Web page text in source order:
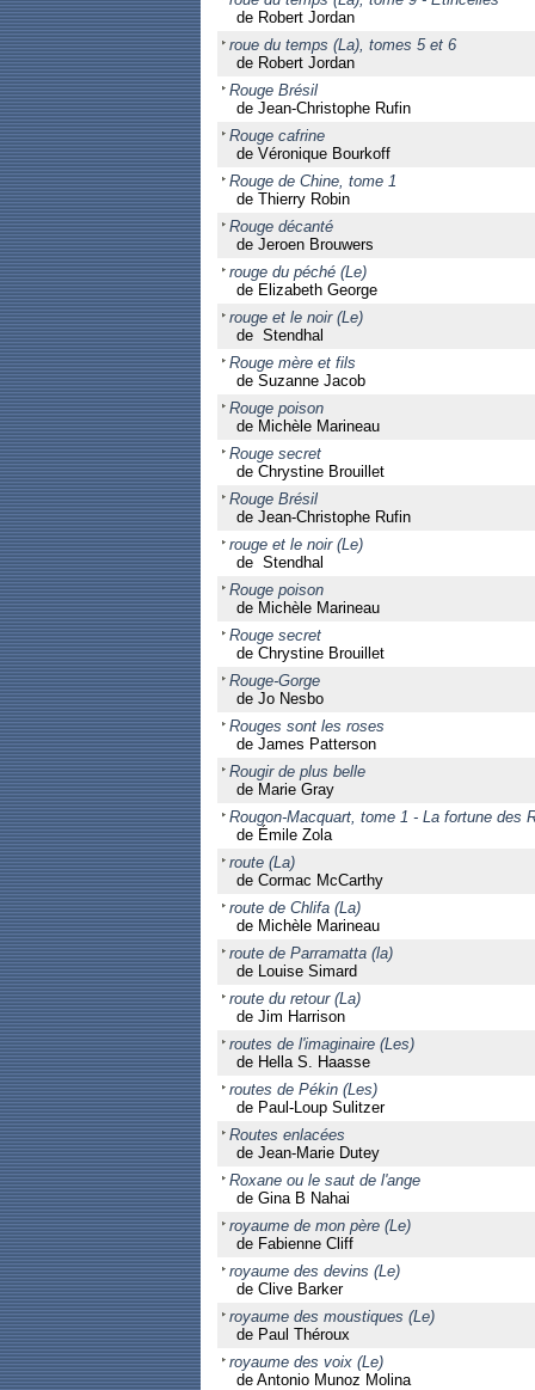
de Robert Jordan
roue du temps (La), tomes 5 et 6
de Robert Jordan
Rouge Brésil
de Jean-Christophe Rufin
Rouge cafrine
de Véronique Bourkoff
Rouge de Chine, tome 1
de Thierry Robin
Rouge décanté
de Jeroen Brouwers
rouge du péché (Le)
de Elizabeth George
rouge et le noir (Le)
de Stendhal
Rouge mère et fils
de Suzanne Jacob
Rouge poison
de Michèle Marineau
Rouge secret
de Chrystine Brouillet
Rouge Brésil
de Jean-Christophe Rufin
rouge et le noir (Le)
de Stendhal
Rouge poison
de Michèle Marineau
Rouge secret
de Chrystine Brouillet
Rouge-Gorge
de Jo Nesbo
Rouges sont les roses
de James Patterson
Rougir de plus belle
de Marie Gray
Rougon-Macquart, tome 1 - La fortune des
de Émile Zola
route (La)
de Cormac McCarthy
route de Chlifa (La)
de Michèle Marineau
route de Parramatta (la)
de Louise Simard
route du retour (La)
de Jim Harrison
routes de l'imaginaire (Les)
de Hella S. Haasse
routes de Pékin (Les)
de Paul-Loup Sulitzer
Routes enlacées
de Jean-Marie Dutey
Roxane ou le saut de l'ange
de Gina B Nahai
royaume de mon père (Le)
de Fabienne Cliff
royaume des devins (Le)
de Clive Barker
royaume des moustiques (Le)
de Paul Théroux
royaume des voix (Le)
de Antonio Munoz Molina